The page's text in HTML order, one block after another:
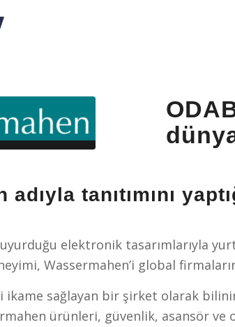
adıyla tanıtımını
elektronik tasarımlarıyla
Wassermahen’i global
ikame sağlayan bir şirket olarak
ürünleri, güvenlik, asansör